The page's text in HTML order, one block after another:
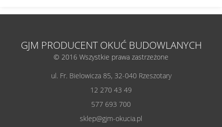
GJM PRODUCENT OKUĆ BUDOWLANYCH
© 2016 Wszystkie prawa zastrzeżone
ul. Fr. Bielowicza 85, 32-040 Rzeszotary
12 270 43 49
577 693 700
sklep@gjm-okucia.pl